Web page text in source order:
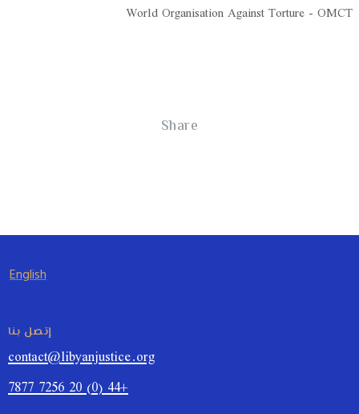
World Organisation Against Torture - OMCT
Share
English
إتصل بنا
contact@libyanjustice.org
+44 (0) 20 7256 7877